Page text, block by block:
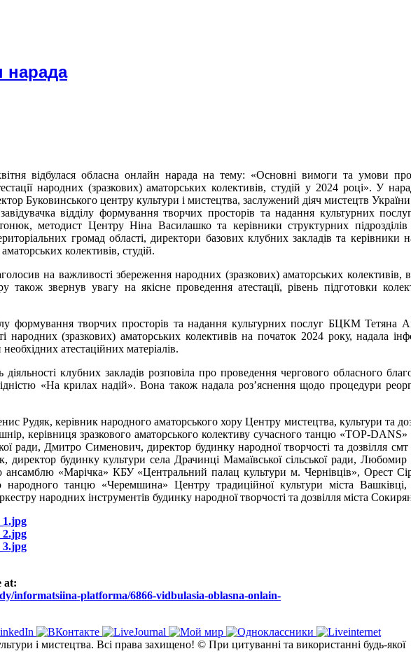
нарада
відбулася обласна онлайн нарада на тему: «Основні вимоги та умови
народних (зразкових) аматорських колективів, студій у 2024 році». У
Буковинського центру культури і мистецтва, заслужений діяч мистецтв
відділу формування творчих просторів та надання культурних
методист Центру Ніна Василашко та керівники структурних
громад області, директори базових клубних закладів та керівники
колективів, студій.
на важливості збереження народних (зразкових) аматорських колективів,
також звернув увагу на якісне проведення атестації, рівень підготовки
формування творчих просторів та надання культурних послуг БЦКМ Тетяна
народних (зразкових) аматорських колективів на початок 2024 року, надала
атестаційних матеріалів.
клубних закладів розповіла про проведення чергового обласного
«На крилах надій». Вона також надала роз’яснення щодо процедури
Рудяк, керівник народного аматорського хору Центру мистецтва, культури та
керівниця зразкового аматорського колективу сучасного танцю «ТОР-DANS»
ради, Дмитро Сименович, директор будинку народної творчості та дозвілля
директор будинку культури села Драчинці Мамаївської сільської ради,
ансамблю «Марічка» КБУ «Центральний палац культури м. Чернівців», Орест
народного танцю «Черемшина» Центру традиційної культури міста
народних інструментів будинку народної творчості та дозвілля міста
at:
informatsiina-platforma/6866-vidbulasia-oblasna-onlain-
і мистецтва. Всі права захищено! © При цитуванні та використанні будь-якої